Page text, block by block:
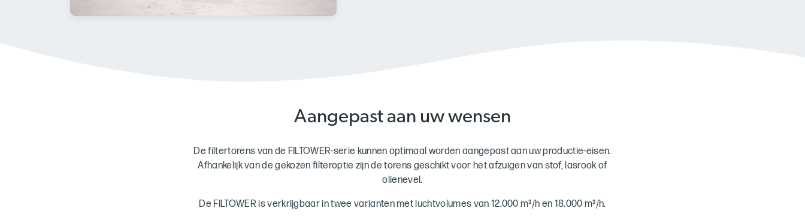
Aangepast aan uw wensen
De filtertorens van de FILTOWER-serie kunnen optimaal worden aangepast aan uw productie-eisen.
Afhankelijk van de gekozen filteroptie zijn de torens geschikt voor het afzuigen van stof, lasrook of
olienevel.
De FILTOWER is verkrijgbaar in twee varianten met luchtvolumes van 12.000 m³/h en 18.000 m³/h.